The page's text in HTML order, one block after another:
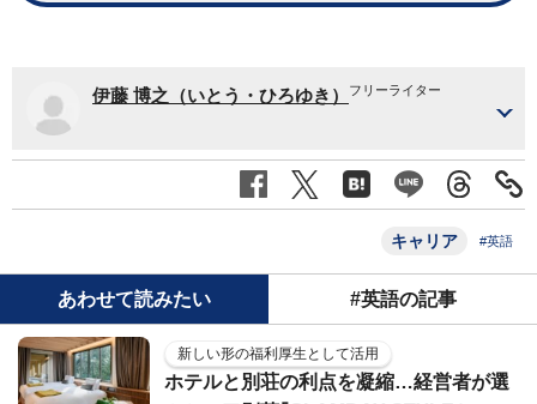
伊藤 博之（いとう・ひろゆき） フリーライター
キャリア #英語
あわせて読みたい #英語の記事
新しい形の福利厚生として活用
ホテルと別荘の利点を凝縮…経営者が選